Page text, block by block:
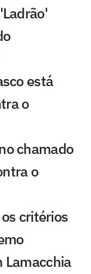
está
o
chamado
o
critérios
Lamacchia